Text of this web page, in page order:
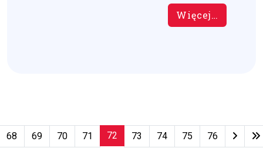
Więcej…
Strona 72 z 79
68 69 70 71 72 73 74 75 76